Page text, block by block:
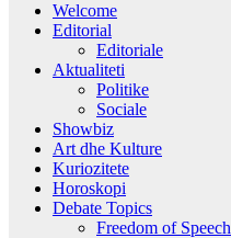
Welcome
Editorial
Editoriale
Aktualiteti
Politike
Sociale
Showbiz
Art dhe Kulture
Kuriozitete
Horoskopi
Debate Topics
Freedom of Speech